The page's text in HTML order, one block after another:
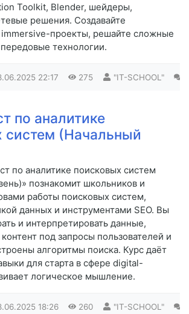
Toolkit, Blender, шейдеры,
решения. Создавайте
проекты, решайте сложные
технологии.
22:17 275 "IT-SCHOOL"
по аналитике
систем (Начальный
по аналитике поисковых систем
познакомит школьников и
работы поисковых систем,
данных и инструментами SEO. Вы
и интерпретировать данные,
под запросы пользователей и
алгоритмы поиска. Курс даёт
для старта в сфере digital-
логическое мышление.
18:26 260 "IT-SCHOOL"